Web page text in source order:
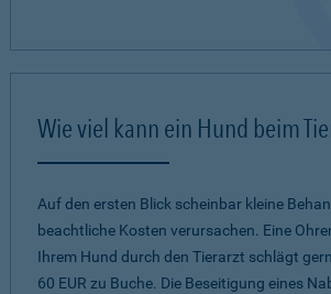
Wie viel kann ein Hund beim
Auf den ersten Blick scheinbar kleine
beachtliche Kosten verursachen. Eine
Ihrem Hund durch den Tierarzt schlägt
60 EUR zu Buche. Die Beseitigung eines